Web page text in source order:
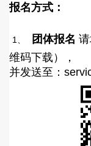
报名方式：
1、 团体报名
维码下载），
并发送至：